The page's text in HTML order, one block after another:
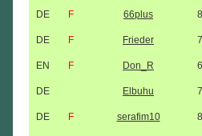
DE F 66plus
DE F Frieder
EN F Don_R
DE Elbuhu
DE F serafim10